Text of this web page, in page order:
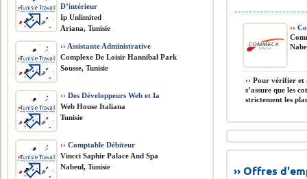
››
›› Pour vérifier et
s’assure que les
strictement les
›› Offres
D’intérieur
Ip Unlimited
Ariana, Tunisie
›› Assistante Administrative
Complexe De Loisir Hannibal Park
Sousse, Tunisie
›› Des Développeurs Web et Ia
Web House Italiana
Tunisie
›› Comptable Débiteur
Vincci Saphir Palace And Spa
Nabeul, Tunisie